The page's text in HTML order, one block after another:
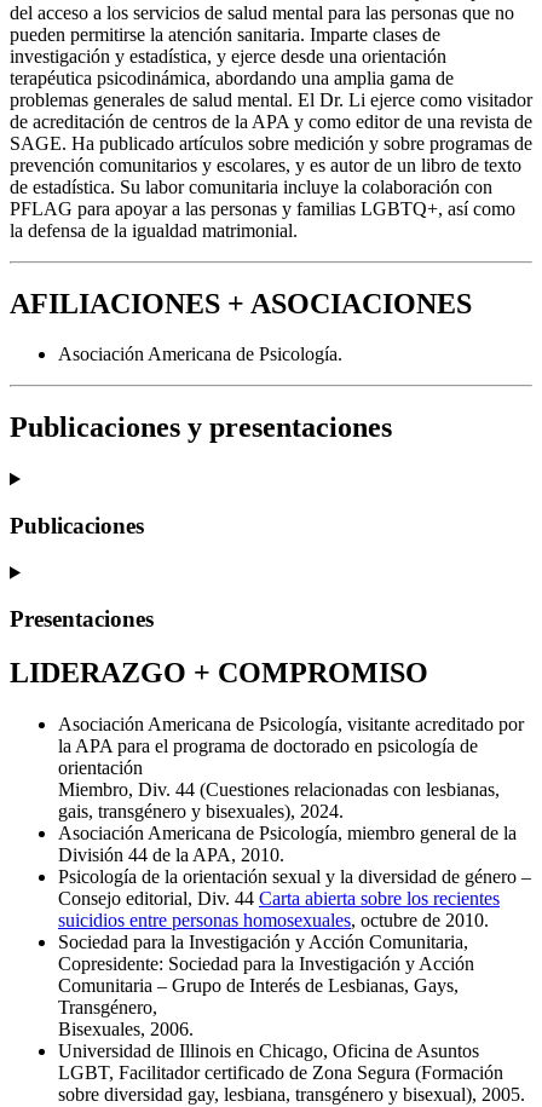
del acceso a los servicios de salud mental para las personas que no
pueden permitirse la atención sanitaria. Imparte clases de
investigación y estadística, y ejerce desde una orientación
terapéutica psicodinámica, abordando una amplia gama de
problemas generales de salud mental. El Dr. Li ejerce como visitador
de acreditación de centros de la APA y como editor de una revista de
SAGE. Ha publicado artículos sobre medición y sobre programas de
prevención comunitarios y escolares, y es autor de un libro de texto
de estadística. Su labor comunitaria incluye la colaboración con
PFLAG para apoyar a las personas y familias LGBTQ+, así como
la defensa de la igualdad matrimonial.
AFILIACIONES + ASOCIACIONES
Asociación Americana de Psicología.
Publicaciones y presentaciones
Publicaciones
Presentaciones
LIDERAZGO + COMPROMISO
Asociación Americana de Psicología, visitante acreditado por
la APA para el programa de doctorado en psicología de
orientación
Miembro, Div. 44 (Cuestiones relacionadas con lesbianas,
gais, transgénero y bisexuales), 2024.
Asociación Americana de Psicología, miembro general de la
División 44 de la APA, 2010.
Psicología de la orientación sexual y la diversidad de género –
Consejo editorial, Div. 44 Carta abierta sobre los recientes
suicidios entre personas homosexuales, octubre de 2010.
Sociedad para la Investigación y Acción Comunitaria,
Copresidente: Sociedad para la Investigación y Acción
Comunitaria – Grupo de Interés de Lesbianas, Gays,
Transgénero,
Bisexuales, 2006.
Universidad de Illinois en Chicago, Oficina de Asuntos
LGBT, Facilitador certificado de Zona Segura (Formación
sobre diversidad gay, lesbiana, transgénero y bisexual), 2005.